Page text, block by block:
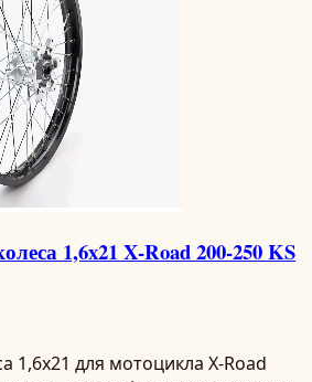
1,6x21 X-Road 200-250 KS
1,6x21 для мотоцикла X-Road